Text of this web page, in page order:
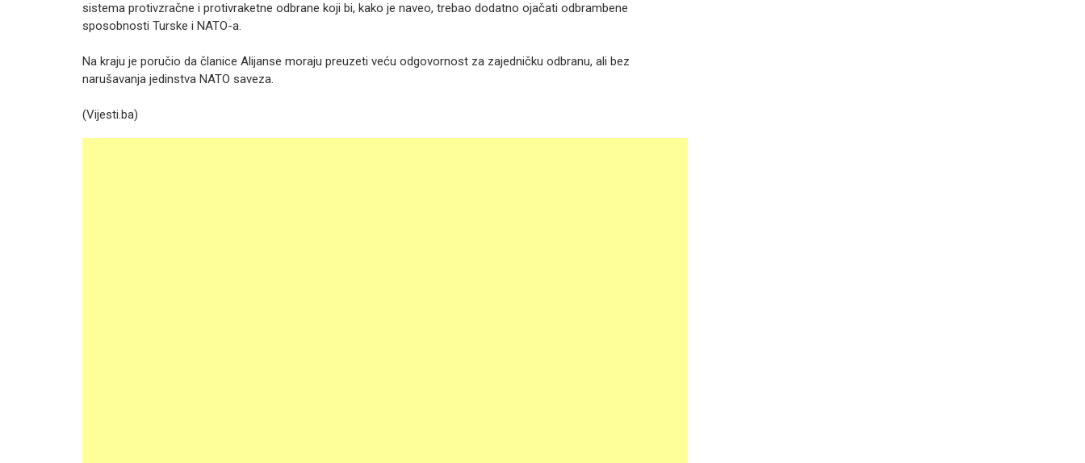
sistema protivzračne i protivraketne odbrane koji bi, kako je naveo, trebao dodatno ojačati odbrambene
sposobnosti Turske i NATO-a.
Na kraju je poručio da članice Alijanse moraju preuzeti veću odgovornost za zajedničku odbranu, ali bez
narušavanja jedinstva NATO saveza.
(Vijesti.ba)